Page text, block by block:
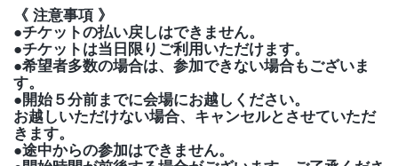
《 注意事項 》
●チケットの払い戻しはできません。
●チケットは当日限りご利用いただけます。
●希望者多数の場合は、参加できない場合もございま
す。
●開始５分前までに会場にお越しください。
お越しいただけない場合、キャンセルとさせていただ
きます。
●途中からの参加はできません。